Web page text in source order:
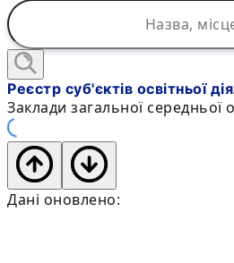
Реєстр суб'єктів освітньої
Заклади загальної середньої
Дані оновлено: